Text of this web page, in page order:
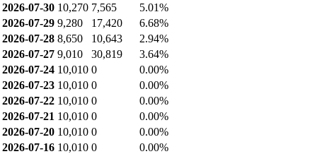
2026-07-30 10,270 7,565
5.01%
2026-07-29 9,280 17,420
6.68%
2026-07-28 8,650 10,643
2.94%
2026-07-27 9,010 30,819
3.64%
2026-07-24 10,010 0
0.00%
2026-07-23 10,010 0
0.00%
2026-07-22 10,010 0
0.00%
2026-07-21 10,010 0
0.00%
2026-07-20 10,010 0
0.00%
2026-07-16 10,010 0
0.00%